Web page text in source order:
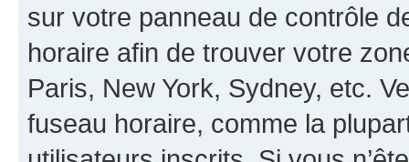
sur votre panneau de contrôle
horaire afin de trouver votre
Paris, New York, Sydney, etc.
fuseau horaire, comme la